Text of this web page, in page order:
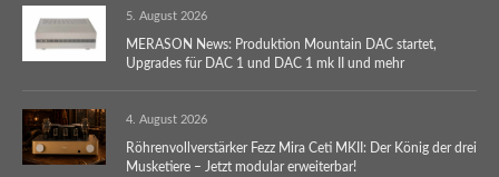
5. August 2026
MERASON News: Produktion Mountain DAC startet,
Upgrades für DAC 1 und DAC 1 mk II und mehr
4. August 2026
Röhrenvollverstärker Fezz Mira Ceti MKII: Der König der drei
Musketiere – Jetzt modular erweiterbar!